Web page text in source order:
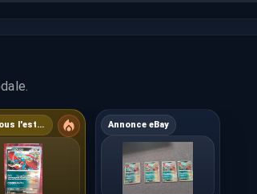
15% sous l'estimation Annonce eBay